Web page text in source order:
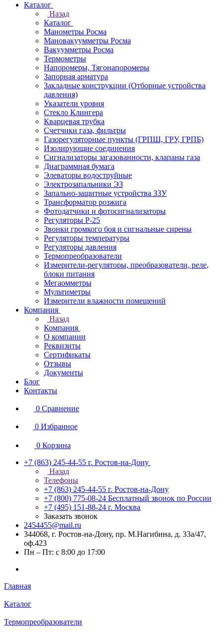
Каталог
Назад
Каталог
Манометры Росма
Мановакуумметры Росма
Вакуумметры Росма
Термометры
Напоромеры, Тягонапоромеры
Запорная арматура
Закладные конструкции (Отборные устройства
давления)
Указатели уровня
Стекло Клингера
Кварцевая трубка
Счетчики газа, фильтры
Газорегуляторные пункты (ГРПШ, ГРУ, ГРПБ)
Изолирующие соединения
Сигнализаторы загазованности, клапаны газа
Диаграммная бумага
Элеваторы водоструйные
Электрозапальники ЭЗ
Запально-защитные устройства ЗЗУ
Трансформатор розжига
Фотодатчики и фотосигнализаторы
Регуляторы Р-25
Звонки громкого боя и сигнальные сирены
Регуляторы температуры
Регуляторы давления
Термопреобразователи
Измерители-регуляторы, преобразователи, реле,
блоки питания
Мегаомметры
Мультиметры
Измерители влажности помещений
Компания
Назад
Компания
О компании
Реквизиты
Сертификаты
Отзывы
Документы
Блог
Контакты
0 Сравнение
0 Избранное
0 Корзина
+7 (863) 245-44-55 г. Ростов-на-Дону
Назад
Телефоны
+7 (863) 245-44-55 г. Ростов-на-Дону
+7 (800) 775-08-24 Бесплатный звонок по России
+7 (495) 151-88-24 г. Москва
Заказать звонок
2454455@mail.ru
344068, г. Ростов-на-Дону, пр. М.Нагибина, д. 33а/47,
оф.423
Пн – Пт: с 8:00 до 17:00
Главная
Каталог
Термопреобразователи